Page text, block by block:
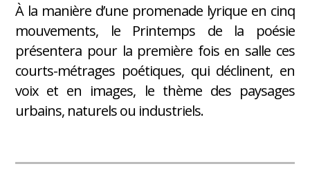
À la manière d’une promenade lyrique en cinq
mouvements, le Printemps de la poésie
présentera pour la première fois en salle ces
courts-métrages poétiques, qui déclinent, en
voix et en images, le thème des paysages
urbains, naturels ou industriels.